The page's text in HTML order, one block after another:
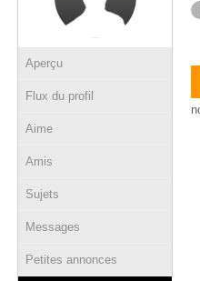
Aperçu
Flux du profil
Aime
Amis
Sujets
Messages
Petites annonces